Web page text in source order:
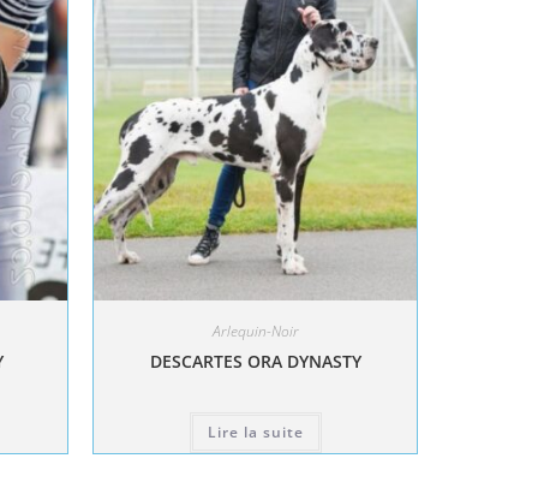
Arlequin-Noir
DESCARTES ORA DYNASTY
Lire la suite